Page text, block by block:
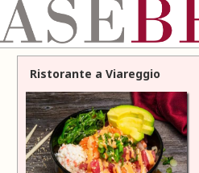
L'attuale...
150.000 €
Ristorante a Viareggio